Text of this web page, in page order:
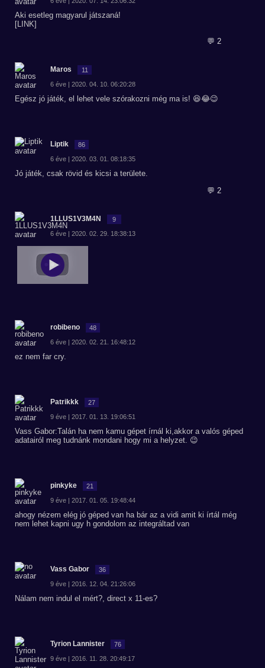
Aki esetleg magyarul játszaná!
[LINK]
💬 2
Maros 11
6 éve | 2020. 04. 10. 06:20:28
Egész jó játék, el lehet vele szórakozni még ma is! 😆😂😉
Liptik 86
6 éve | 2020. 03. 01. 08:18:35
Jó játék, csak rövid és kicsi a területe.
💬 2
1LLUS1V3M4N 9
6 éve | 2020. 02. 29. 18:38:13
robibeno 48
6 éve | 2020. 02. 21. 16:48:12
ez nem far cry.
Patrikkk 27
9 éve | 2017. 01. 13. 19:06:51
Vass Gabor:Talán ha nem kamu gépet írnál ki,akkor a valós géped
adatairól meg tudnánk mondani hogy mi a helyzet. 😉
pinkyke 21
9 éve | 2017. 01. 05. 19:48:44
ahogy nézem elég jó géped van ha bár az a vidi amit ki írtál még
nem lehet kapni ugy h gondolom az integráltad van
Vass Gabor 36
9 éve | 2016. 12. 04. 21:26:06
Nálam nem indul el mért?, direct x 11-es?
Tyrion Lannister 76
9 éve | 2016. 11. 28. 20:49:17